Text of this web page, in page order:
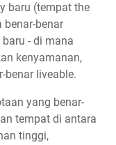
baru (tempat the
benar-benar
- di mana
kenyamanan,
benar liveable.
yang benar-
tempat di antara
tinggi,